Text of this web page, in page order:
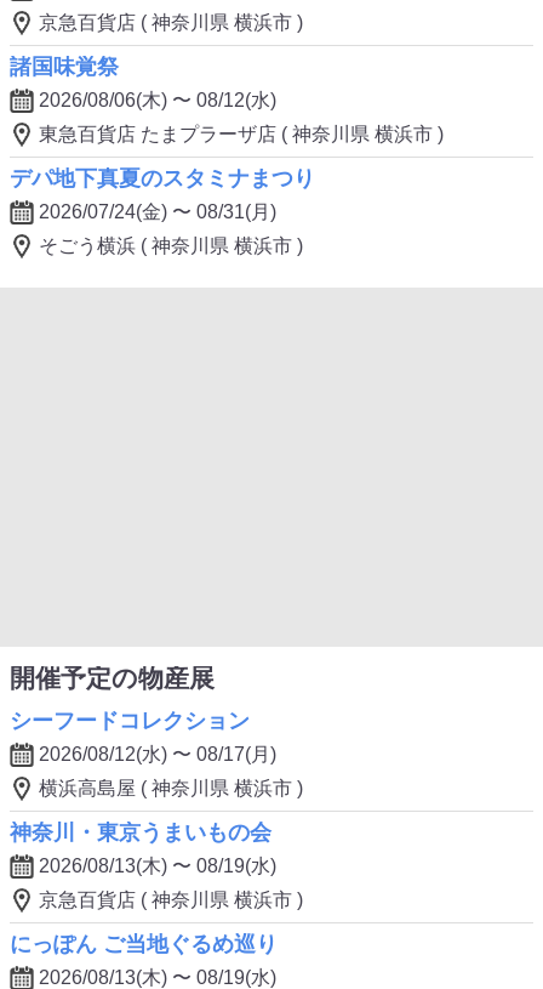
京急百貨店 ( 神奈川県 横浜市 )
諸国味覚祭
2026/08/06(木) 〜 08/12(水)
東急百貨店 たまプラーザ店 ( 神奈川県 横浜市 )
デパ地下真夏のスタミナまつり
2026/07/24(金) 〜 08/31(月)
そごう横浜 ( 神奈川県 横浜市 )
開催予定の物産展
シーフードコレクション
2026/08/12(水) 〜 08/17(月)
横浜高島屋 ( 神奈川県 横浜市 )
神奈川・東京うまいもの会
2026/08/13(木) 〜 08/19(水)
京急百貨店 ( 神奈川県 横浜市 )
にっぽん ご当地ぐるめ巡り
2026/08/13(木) 〜 08/19(水)